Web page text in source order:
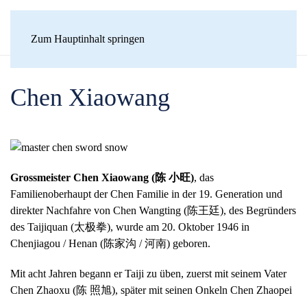
Zum Hauptinhalt springen
Chen Xiaowang
Grossmeister Chen Xiaowang (陈 小旺), das
Familienoberhaupt der Chen Familie in der 19. Generation und
direkter Nachfahre von Chen Wangting (陈王廷), des Begründers
des Taijiquan (太极拳), wurde am 20. Oktober 1946 in
Chenjiagou / Henan (陈家沟 / 河南) geboren.
Mit acht Jahren begann er Taiji zu üben, zuerst mit seinem Vater
Chen Zhaoxu (陈 照旭), später mit seinen Onkeln Chen Zhaopei